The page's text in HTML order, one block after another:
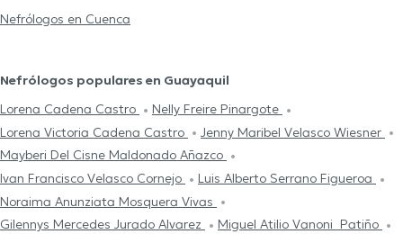
Nefrólogos en Cuenca
Nefrólogos populares en Guayaquil
Lorena Cadena Castro
Nelly Freire Pinargote
Lorena Victoria Cadena Castro
Jenny Maribel Velasco Wiesner
Mayberi Del Cisne Maldonado Añazco
Ivan Francisco Velasco Cornejo
Luis Alberto Serrano Figueroa
Noraima Anunziata Mosquera Vivas
Gilennys Mercedes Jurado Alvarez
Miguel Atilio Vanoni Patiño